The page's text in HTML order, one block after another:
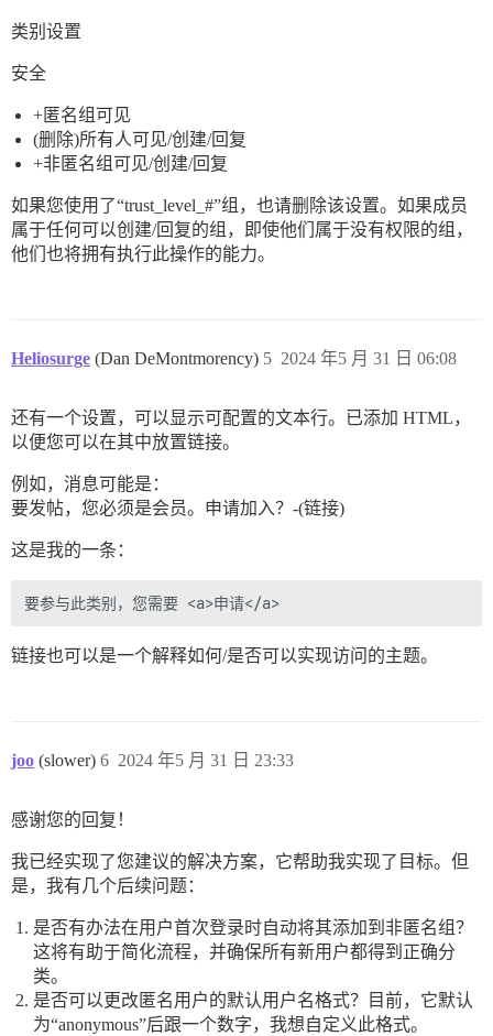
类别设置
安全
+匿名组可见
(删除)所有人可见/创建/回复
+非匿名组可见/创建/回复
如果您使用了“trust_level_#”组，也请删除该设置。如果成员
属于任何可以创建/回复的组，即使他们属于没有权限的组，
他们也将拥有执行此操作的能力。
Heliosurge (Dan DeMontmorency) 2024 年5 月 31 日 06:08
5
还有一个设置，可以显示可配置的文本行。已添加 HTML，
以便您可以在其中放置链接。
例如，消息可能是：
要发帖，您必须是会员。申请加入？-(链接)
这是我的一条：
链接也可以是一个解释如何/是否可以实现访问的主题。
joo (slower) 2024 年5 月 31 日 23:33
6
感谢您的回复！
我已经实现了您建议的解决方案，它帮助我实现了目标。但
是，我有几个后续问题：
是否有办法在用户首次登录时自动将其添加到非匿名组？
这将有助于简化流程，并确保所有新用户都得到正确分
类。
是否可以更改匿名用户的默认用户名格式？目前，它默认
为“anonymous”后跟一个数字，我想自定义此格式。